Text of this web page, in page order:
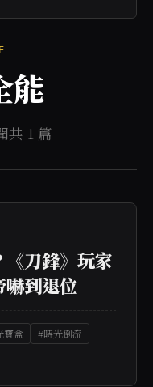
能
共 1 篇
刀鋒》玩家
嚇到退位
寶盒
#時光倒流